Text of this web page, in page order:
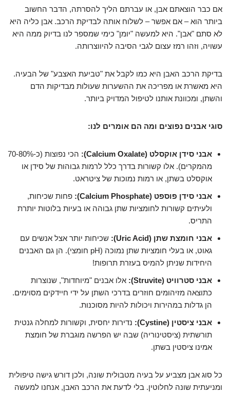
אם כבר הוצאתם אבן, או עברתם הליך להסרתה, הדבר החשוב
ביותר הוא – אם אפשר – לשלוח אותה לבדיקת הרכב. אבן כליה היא
לא סתם "אבן". היא למעשה "יומן" כימי שמספר לנו בדיוק ממה היא
עשויה, וזהו רמז עצום לגבי הסיבה להיווצרותה.
בדיקת הרכב האבן היא כמו לקבל את "טביעת האצבע" של הבעיה.
היא מאשרת או מפריכה את ההשערות שעולות מבדיקות הדם
והשתן, ומכוונת אותנו לטיפול המדויק ביותר.
סוגי אבנים נפוצים ומה הם אומרים לנו:
אבני סידן אוקסלט (Calcium Oxalate):
הכי נפוצות (כ-70-80%
מהמקרים). אלו קשורות בדרך כלל לרמות גבוהות של סידן או
אוקסלט בשתן, או רמות נמוכות של ציטראט.
אבני סידן פוספט (Calcium Phosphate):
פחות שכיחות,
ולעיתים קשורות לחומציות שתן גבוהה או בעיות בלוטות יותרת
התריס.
אבני חומצת שתן (Uric Acid):
שכיחות יותר אצל אנשים עם
גאוט, או בעלי חומציות שתן נמוכה (pH חומצי). הן גם האבנים
היחידות שניתן להמיס בעזרת תרופות!
אבני סטרוויט (Struvite):
אלו אבנים "מיוחדות", שנוצרות
כתוצאה מזיהומים חוזרים בדרכי השתן על ידי חיידקים מסוימים.
הן גדלות במהירות ויכולות להיות מסוכנות.
אבני ציסטין (Cystine):
נדירות יחסית, וקשורות למחלה גנטית
תורשתית (ציסטינוריה) שבה יש הפרשה מוגברת של חומצת
אמינו ציסטין בשתן.
כל סוג אבן מצביע על בעיה מטבולית שונה, ולכן דורש גישה טיפולית
ומניעתית שונה לחלוטין. בלי לדעת את הרכב האבן, אנחנו למעשה